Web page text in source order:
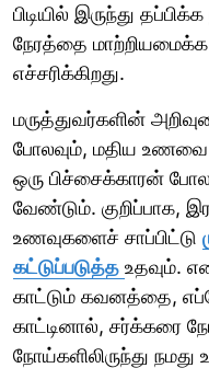
பிடியில் இருந்து
நேரத்தை
எச்சரிக்கிறது.
மருத்துவர்களின்
போலவும், மதிய உணவை
ஒரு பிச்சைக்காரன்
வேண்டும். குறிப்பாக,
உணவுகளைச் சாப்பிட்டு
கட்டுப்படுத்த உதவும்.
காட்டும் கவனத்தை,
காட்டினால், சர்க்கரை
நோய்களிலிருந்து